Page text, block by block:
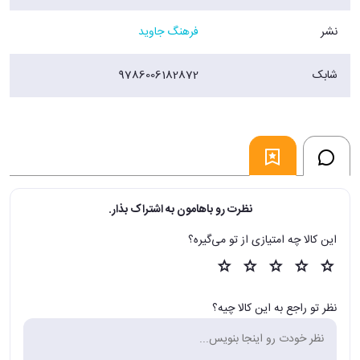
نشر فرهنگ جاوید
شابک 9786006182872
نظرت رو باهامون به اشتراک بذار.
این کالا چه امتیازی از تو می‌گیره؟
نظر تو راجع به این کالا چیه؟